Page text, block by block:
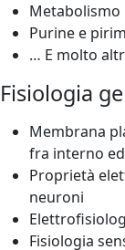
Metabolismo
Purine e
… E molto
Fisiologia
Membrana
fra interno
Proprietà
neuroni
Fisiologia